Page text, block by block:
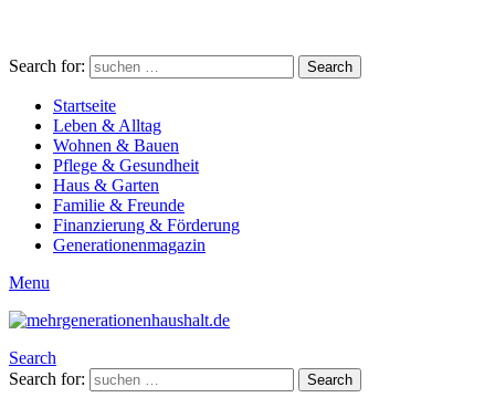
Search for: Search
Startseite
Leben & Alltag
Wohnen & Bauen
Pflege & Gesundheit
Haus & Garten
Familie & Freunde
Finanzierung & Förderung
Generationenmagazin
Menu
Search
Search for:
Search